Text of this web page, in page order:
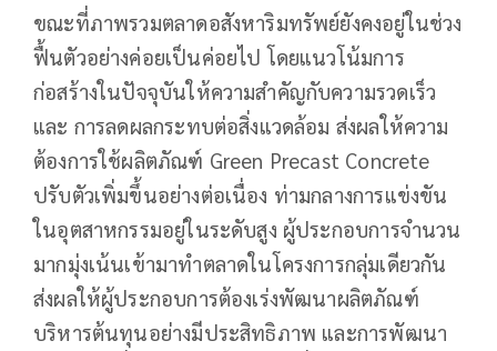
ขณะที่ภาพรวมตลาดอสังหาริมทรัพย์ยังคงอยู่ในช่วง
ฟื้นตัวอย่างค่อยเป็นค่อยไป โดยแนวโน้มการ
ก่อสร้างในปัจจุบันให้ความสำคัญกับความรวดเร็ว
และ การลดผลกระทบต่อสิ่งแวดล้อม ส่งผลให้ความ
ต้องการใช้ผลิตภัณฑ์ Green Precast Concrete
ปรับตัวเพิ่มขึ้นอย่างต่อเนื่อง ท่ามกลางการแข่งขัน
ในอุตสาหกรรมอยู่ในระดับสูง ผู้ประกอบการจำนวน
มากมุ่งเน้นเข้ามาทำตลาดในโครงการกลุ่มเดียวกัน
ส่งผลให้ผู้ประกอบการต้องเร่งพัฒนาผลิตภัณฑ์
บริหารต้นทุนอย่างมีประสิทธิภาพ และการพัฒนา